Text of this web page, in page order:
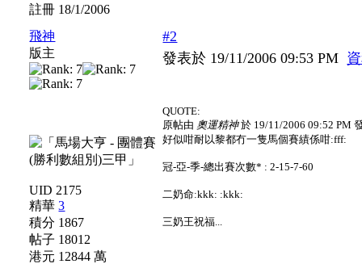
註冊 18/1/2006
飛神
版主
UID 2175
精華3
積分 1867
帖子 18012
港元 12844 萬
#2
發表於 19/11/2006 09:53 PM
QUOTE:
原帖由 奧運精神於 19/11/2006 09:52 PM
好似咁耐以黎都冇一隻馬個賽績係咁:fff:
冠-亞-季-總出賽次數* : 2-15-7-60
二奶命:kkk: :kkk:
三奶王祝福...